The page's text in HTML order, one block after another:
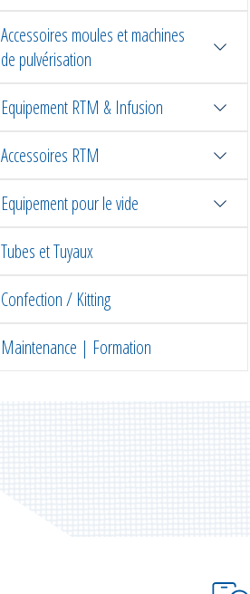
Accessoires moules et machines
de pulvérisation
Equipement RTM & Infusion
Accessoires RTM
Equipement pour le vide
Tubes et Tuyaux
Confection / Kitting
Maintenance | Formation